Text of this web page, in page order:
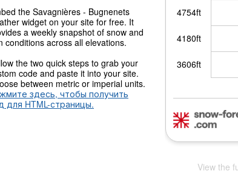
the Savagnières - Bugnenets
widget on your site for free. It
a weekly snapshot of snow and
conditions across all elevations.
the two quick steps to grab your
code and paste it into your site.
between metric or imperial units.
здесь, чтобы получить
для HTML-страницы.
View the